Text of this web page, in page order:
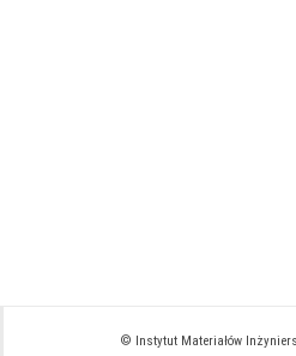
© Instytut Materiałów